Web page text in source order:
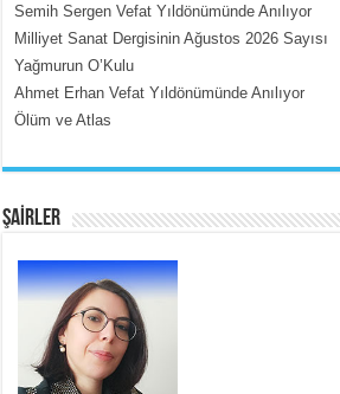
SATILMIŞ ÜMİT ÇETİNKAYA
Semih Sergen Vefat Yıldönümünde Anılıyor
Milliyet Sanat Dergisinin Ağustos 2026 Sayısı
Yağmurun O’Kulu
Ahmet Erhan Vefat Yıldönümünde Anılıyor
Ölüm ve Atlas
ŞAİRLER